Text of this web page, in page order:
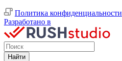
Политика конфиденциальности
Разработано в
Найти